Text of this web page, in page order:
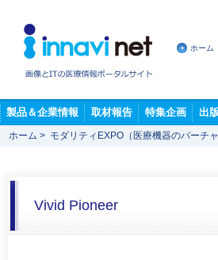
ホーム
製品＆企業情報 取材報告 特集企画 出
ホーム > モダリティEXPO（医療機器のバーチャ
Vivid Pioneer